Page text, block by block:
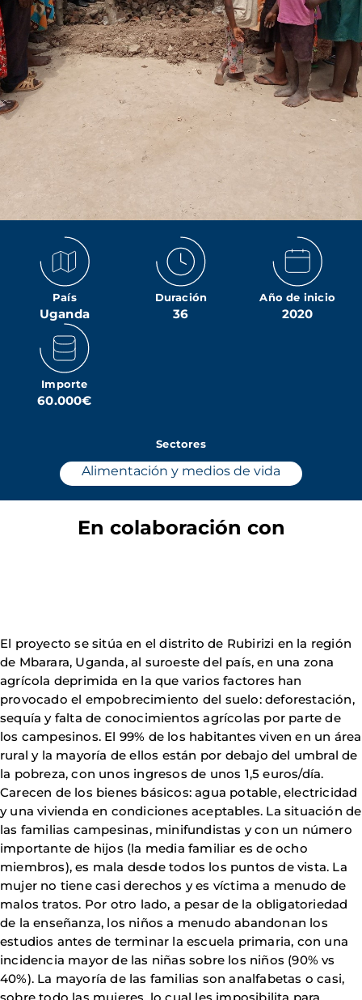
País
Uganda
Duración
36
Año de inicio
2020
Importe
60.000€
Sectores
Alimentación y medios de vida
En colaboración con
El proyecto se sitúa en el distrito de Rubirizi en la región
de Mbarara, Uganda, al suroeste del país, en una zona
agrícola deprimida en la que varios factores han
provocado el empobrecimiento del suelo: deforestación,
sequía y falta de conocimientos agrícolas por parte de
los campesinos. El 99% de los habitantes viven en un área
rural y la mayoría de ellos están por debajo del umbral de
la pobreza, con unos ingresos de unos 1,5 euros/día.
Carecen de los bienes básicos: agua potable, electricidad
y una vivienda en condiciones aceptables. La situación de
las familias campesinas, minifundistas y con un número
importante de hijos (la media familiar es de ocho
miembros), es mala desde todos los puntos de vista. La
mujer no tiene casi derechos y es víctima a menudo de
malos tratos. Por otro lado, a pesar de la obligatoriedad
de la enseñanza, los niños a menudo abandonan los
estudios antes de terminar la escuela primaria, con una
incidencia mayor de las niñas sobre los niños (90% vs
40%). La mayoría de las familias son analfabetas o casi,